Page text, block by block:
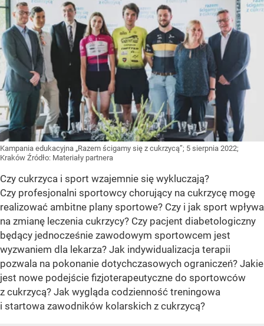
Kampania edukacyjna „Razem ścigamy się z cukrzycą”; 5 sierpnia 2022;
Kraków Źródło: Materiały partnera
Czy cukrzyca i sport wzajemnie się wykluczają?
Czy profesjonalni sportowcy chorujący na cukrzycę mogę
realizować ambitne plany sportowe? Czy i jak sport wpływa
na zmianę leczenia cukrzycy? Czy pacjent diabetologiczny
będący jednocześnie zawodowym sportowcem jest
wyzwaniem dla lekarza? Jak indywidualizacja terapii
pozwala na pokonanie dotychczasowych ograniczeń? Jakie
jest nowe podejście fizjoterapeutyczne do sportowców
z cukrzycą? Jak wygląda codzienność treningowa
i startowa zawodników kolarskich z cukrzycą?